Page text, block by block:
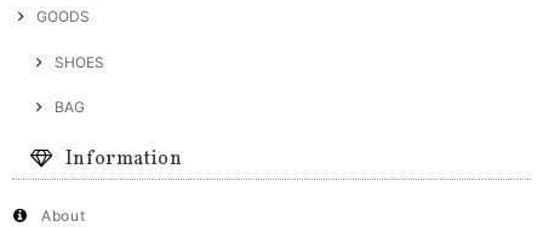
GOODS
SHOES
BAG
Information
About